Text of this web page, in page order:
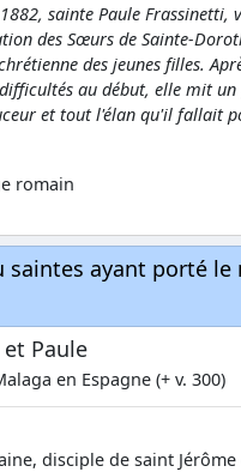
sainte Paule Frassinetti,
des Sœurs de Sainte-
des jeunes filles.
au début, elle mit
et tout l'élan qu'il fallait
romain
saintes ayant porté le
Paule
en Espagne (+ v. 300)
disciple de saint Jérôme